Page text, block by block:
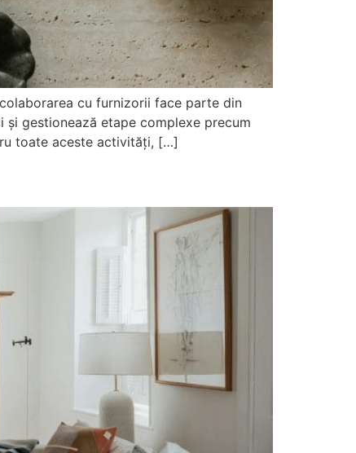
cu furnizorii face parte din
gestionează etape complexe precum
toate aceste activități, […]